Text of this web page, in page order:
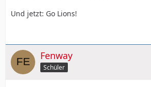
Und jetzt: Go Lions!
Fenway
Schüler